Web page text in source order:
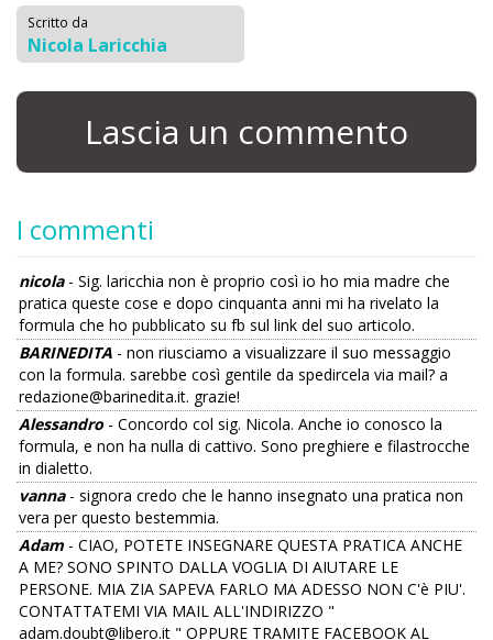
Scritto da
Nicola Laricchia
Lascia un commento
I commenti
nicola- Sig. laricchia non è proprio così io ho mia madre che
pratica queste cose e dopo cinquanta anni mi ha rivelato la
formula che ho pubblicato su fb sul link del suo articolo.
BARINEDITA - non riusciamo a visualizzare il suo messaggio
con la formula. sarebbe così gentile da spedircela via mail? a
redazione@barinedita.it. grazie!
Alessandro- Concordo col sig. Nicola. Anche io conosco la
formula, e non ha nulla di cattivo. Sono preghiere e filastrocche
in dialetto.
vanna- signora credo che le hanno insegnato una pratica non
vera per questo bestemmia.
Adam - CIAO, POTETE INSEGNARE QUESTA PRATICA ANCHE
A ME? SONO SPINTO DALLA VOGLIA DI AIUTARE LE
PERSONE. MIA ZIA SAPEVA FARLO MA ADESSO NON C'è PIU'.
CONTATTATEMI VIA MAIL ALL'INDIRIZZO "
adam.doubt@libero.it " OPPURE TRAMITE FACEBOOK AL